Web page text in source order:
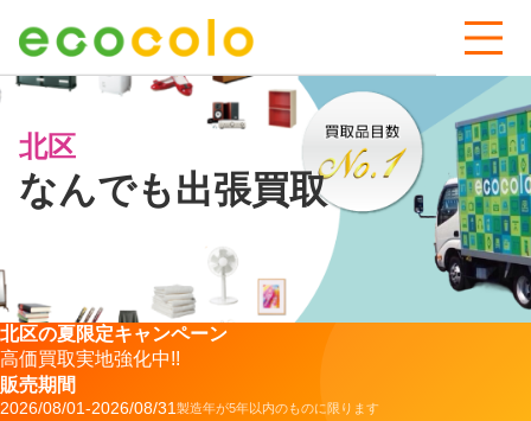
北区
なんでも出張買取
北区の夏限定キャンペーン
高価買取実地強化中!!
販売期間
2026/08/01-2026/08/31 製造年が5年以内のものに限ります